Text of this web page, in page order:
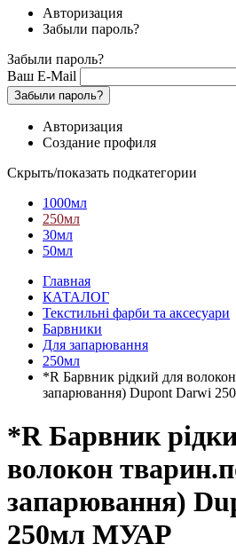
Авторизация
Забыли пароль?
Забыли пароль?
Ваш E-Mail
Забыли пароль?
Авторизация
Создание профиля
Скрыть/показать подкатегории
1000мл
250мл
30мл
50мл
Главная
КАТАЛОГ
Текстильні фарби та аксесуари
Барвники
Для запарювання
250мл
*R Барвник рідкий для
запарювання) Dupont Darwi
*R Барвник
волокон
запарювання)
250мл МУАР